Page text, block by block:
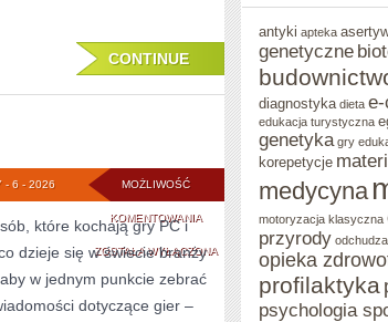
CONTINUE
MOŻLIWOŚĆ
KOMENTOWANIAGRY
INDIE
ZOSTAŁA WYŁĄCZONA
- 6 - 2026
które kochają gry PC i
dzieje się w świecie branży
w jednym punkcie zebrać
dotyczące gier –
antyki apteka
genetyczne
diagnostyka dieta
edukacja turystyczna
genetyka gry
korepetycje
medycyna
motoryzacja klasyczna
przyrody
opieka
profilaktyka
psychologia